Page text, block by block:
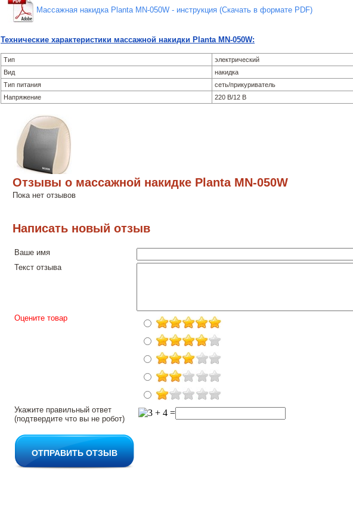
Массажная накидка Planta MN-050W - инструкция (Скачать в формате PDF)
Технические характеристики массажной накидки Planta MN-050W:
Тип
электрический
Вид
накидка
Тип питания
сеть/прикуриватель
Напряжение
220 В/12 В
Отзывы o массажной накидке Planta MN-050W
Пока нет отзывов
Написать новый отзыв
Ваше имя
Текст отзыва
Оцените товар
Укажите правильный ответ
(подтвердите что вы не робот)
ОТПРАВИТЬ ОТЗЫВ